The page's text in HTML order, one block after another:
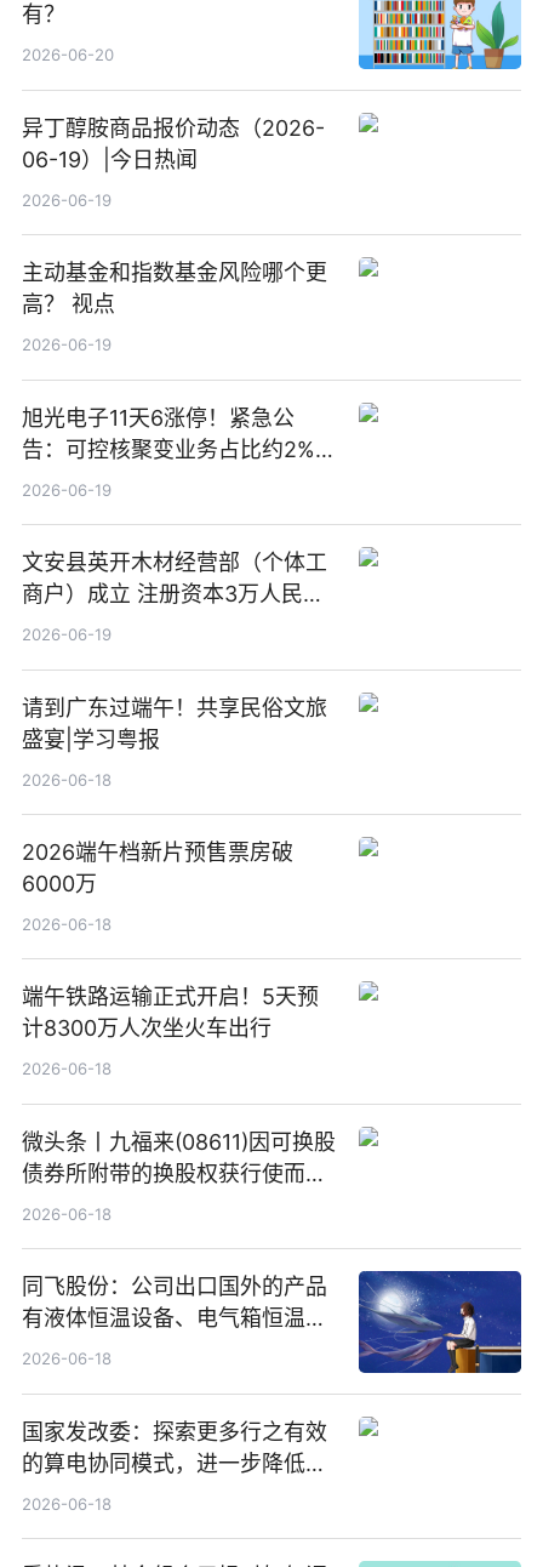
有？
2026-06-20
异丁醇胺商品报价动态（2026-
06-19）|今日热闻
2026-06-19
主动基金和指数基金风险哪个更
高？ 视点
2026-06-19
旭光电子11天6涨停！紧急公
告：可控核聚变业务占比约2%！
前沿热点
2026-06-19
文安县英开木材经营部（个体工
商户）成立 注册资本3万人民币
新要闻
2026-06-19
请到广东过端午！共享民俗文旅
盛宴|学习粤报
2026-06-18
2026端午档新片预售票房破
6000万
2026-06-18
端午铁路运输正式开启！5天预
计8300万人次坐火车出行
2026-06-18
微头条丨九福来(08611)因可换股
债券所附带的换股权获行使而发
行5200万股
2026-06-18
同飞股份：公司出口国外的产品
有液体恒温设备、电气箱恒温装
置、纯水冷却单元和特种换热器
2026-06-18
国家发改委：探索更多行之有效
的算电协同模式，进一步降低网
络传输时延_最资讯
2026-06-18